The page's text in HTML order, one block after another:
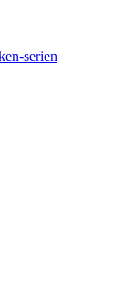
serien